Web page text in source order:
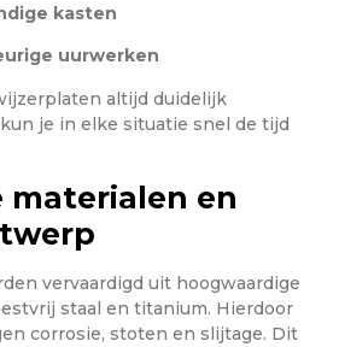
kasten
uurwerken
altijd duidelijk
je in elke situatie snel de tijd
materialen en
vervaardigd uit hoogwaardige
staal en titanium. Hierdoor
corrosie, stoten en slijtage. Dit